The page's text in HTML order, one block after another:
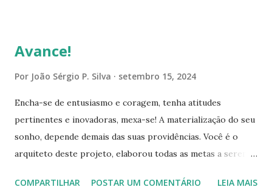
fundamental Obstáculos compõem a trajetória, eles
afirmo, suas capacidades são incrivelmente superiores a
essas adversidades, logo, creia em si, identifique a
vulnerabilidade do problema, e através deste caminho,
desenvolva uma estratégia para solucioná-lo, mas, conserve
Avance!
Por João Sérgio P. Silva setembro 15, 2024
Encha-se de entusiasmo e coragem, tenha atitudes
pertinentes e inovadoras, mexa-se! A materialização do seu
sonho, depende demais das suas providências. Você é o
arquiteto deste projeto, elaborou todas as metas a serem
COMPARTILHAR POSTAR UM COMENTÁRIO LEIA MAIS